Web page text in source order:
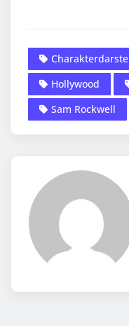
Hollywood
Sam Rockwell